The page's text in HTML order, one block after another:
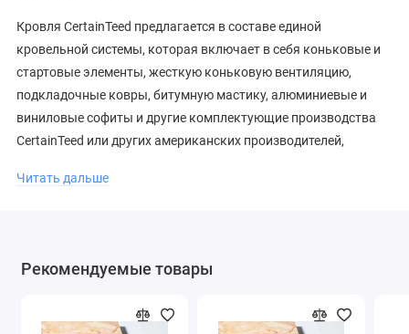
Кровля CertainTeed предлагается в составе единой
кровельной системы, которая включает в себя коньковые и
стартовые элементы, жесткую коньковую вентиляцию,
подкладочные ковры, битумную мастику, алюминиевые и
виниловые софиты и другие комплектующие производства
CertainTeed или других американских производителей,
кровельной системы.
Соответствует стандарту ASTM D3462;
Соответствует стандарту ASTM D3161 по
Читать дальше
Рекомендуемые товары